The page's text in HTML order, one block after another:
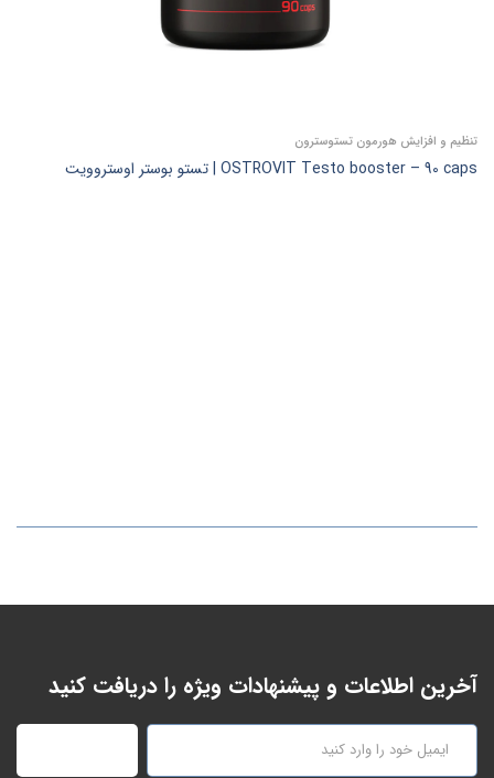
تنظیم و افزایش هورمون تستوسترون
OSTROVIT Testo booster – 90 caps | تستو بوستر اوستروویت
آخرین اطلاعات و پیشنهادات ویژه را دریافت کنید